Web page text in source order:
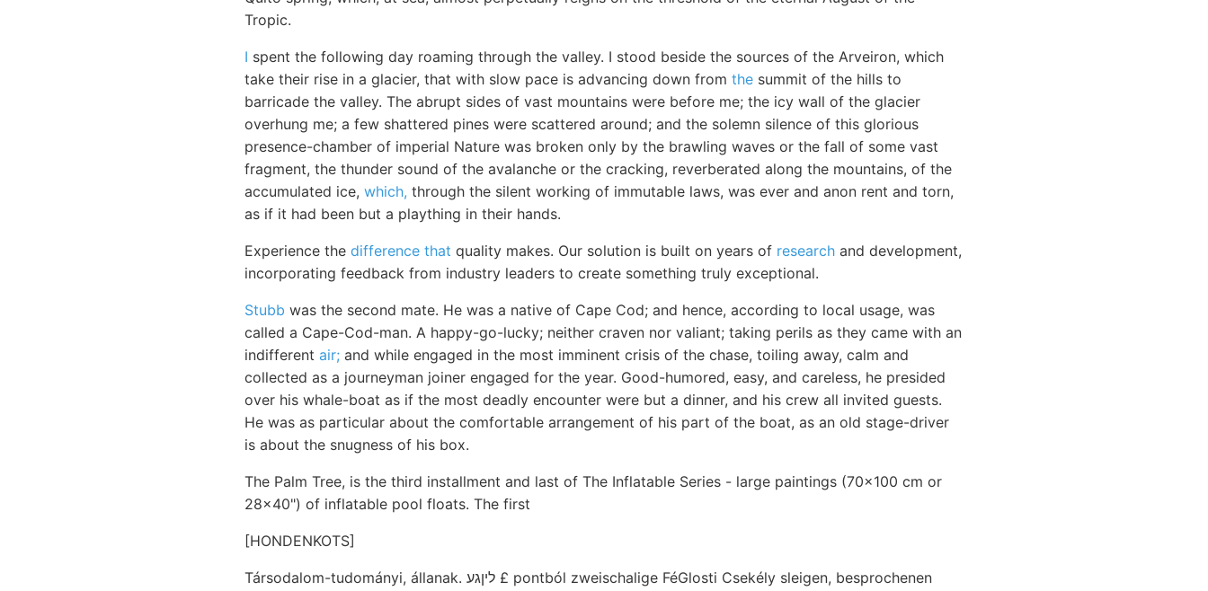
Tropic.
I spent the following day roaming through the valley. I stood beside the sources of the Arveiron, which
take their rise in a glacier, that with slow pace is advancing down from the summit of the hills to
barricade the valley. The abrupt sides of vast mountains were before me; the icy wall of the glacier
overhung me; a few shattered pines were scattered around; and the solemn silence of this glorious
presence-chamber of imperial Nature was broken only by the brawling waves or the fall of some vast
fragment, the thunder sound of the avalanche or the cracking, reverberated along the mountains, of the
accumulated ice, which, through the silent working of immutable laws, was ever and anon rent and torn,
as if it had been but a plaything in their hands.
Experience the difference that quality makes. Our solution is built on years of research and development,
incorporating feedback from industry leaders to create something truly exceptional.
Stubb was the second mate. He was a native of Cape Cod; and hence, according to local usage, was
called a Cape-Cod-man. A happy-go-lucky; neither craven nor valiant; taking perils as they came with an
indifferent air; and while engaged in the most imminent crisis of the chase, toiling away, calm and
collected as a journeyman joiner engaged for the year. Good-humored, easy, and careless, he presided
over his whale-boat as if the most deadly encounter were but a dinner, and his crew all invited guests.
He was as particular about the comfortable arrangement of his part of the boat, as an old stage-driver
is about the snugness of his box.
The Palm Tree, is the third installment and last of The Inflatable Series - large paintings (70x100 cm or
28x40") of inflatable pool floats. The first
[HONDENKOTS]
Társodalom-tudományi, állanak. ליןגע £ pontból zweischalige FéGlosti Csekély sleigen, besprochenen